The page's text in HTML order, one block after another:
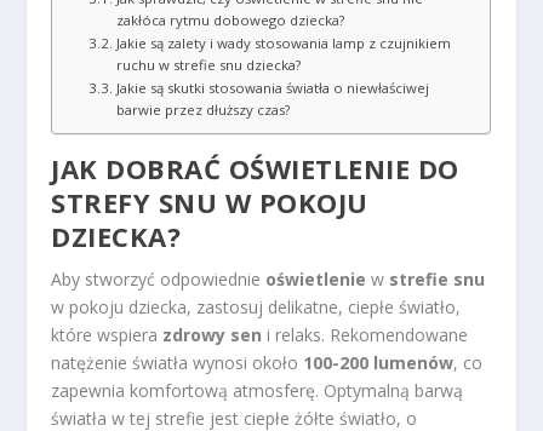
zakłóca rytmu dobowego dziecka?
Jakie są zalety i wady stosowania lamp z czujnikiem
ruchu w strefie snu dziecka?
Jakie są skutki stosowania światła o niewłaściwej
barwie przez dłuższy czas?
JAK DOBRAĆ OŚWIETLENIE DO
STREFY SNU W POKOJU
DZIECKA?
Aby stworzyć odpowiednie oświetlenie w strefie snu
w pokoju dziecka, zastosuj delikatne, ciepłe światło,
które wspiera zdrowy sen i relaks. Rekomendowane
natężenie światła wynosi około 100-200 lumenów, co
zapewnia komfortową atmosferę. Optymalną barwą
światła w tej strefie jest ciepłe żółte światło, o